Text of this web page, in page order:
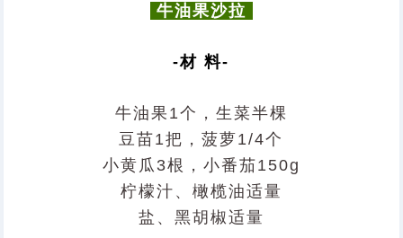
牛油果沙拉
-材 料-
牛油果1个，生菜半棵
豆苗1把，菠萝1/4个
小黄瓜3根，小番茄150g
柠檬汁、橄榄油适量
盐、黑胡椒适量